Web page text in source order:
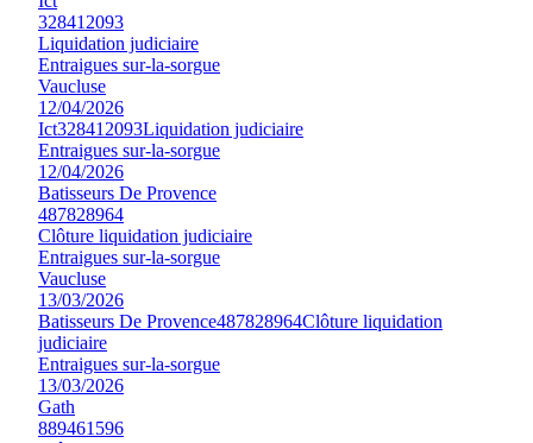
328412093
Liquidation judiciaire
Entraigues sur-la-sorgue
Vaucluse
12/04/2026
Ict328412093Liquidation judiciaire
Entraigues sur-la-sorgue
12/04/2026
Batisseurs De Provence
487828964
Clôture liquidation judiciaire
Entraigues sur-la-sorgue
Vaucluse
13/03/2026
Batisseurs De Provence487828964Clôture liquidation
judiciaire
Entraigues sur-la-sorgue
13/03/2026
Gath
889461596